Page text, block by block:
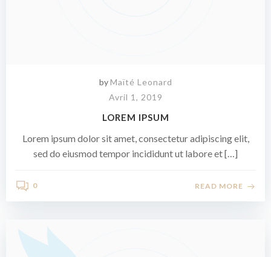
byMaïté Leonard
Avril 1, 2019
LOREM IPSUM
Lorem ipsum dolor sit amet, consectetur adipiscing elit,
sed do eiusmod tempor incididunt ut labore et […]
0 READ MORE